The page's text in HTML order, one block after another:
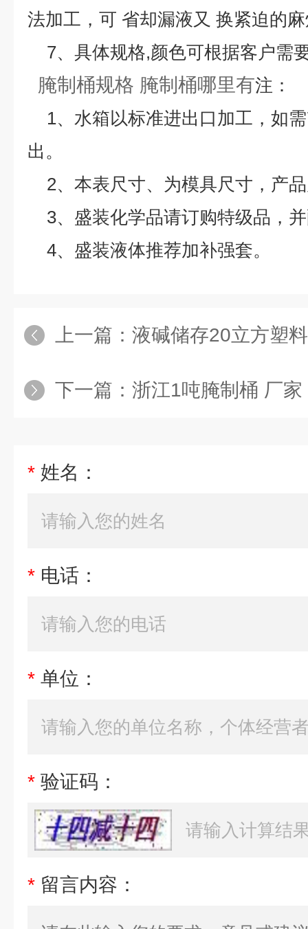
法加工，可 省却漏液又 换紧迫的
7、具体规格,颜色可根据客户需
腌制桶规格 腌制桶哪里有注：
1、水箱以标准进出口加工，如
出。
2、本表尺寸、为模具尺寸，产
3、盛装化学品请订购特级品，
4、盛装液体推荐加补强套。
上一篇： 液碱储存20立方塑
下一篇： 浙江1吨腌制桶 厂家
* 姓名：
* 电话：
* 单位：
* 验证码：
* 留言内容：